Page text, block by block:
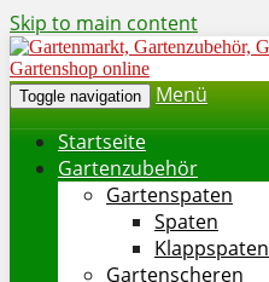
Skip to main content
Toggle navigation
Menü
Startseite
Gartenzubehör
Gartenspaten
Spaten
Klappspaten
Gartenscheren